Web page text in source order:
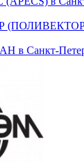
в Санкт-